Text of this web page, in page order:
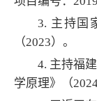
3. 主持国
（2023）。
4. 主持福
学原理》（2024